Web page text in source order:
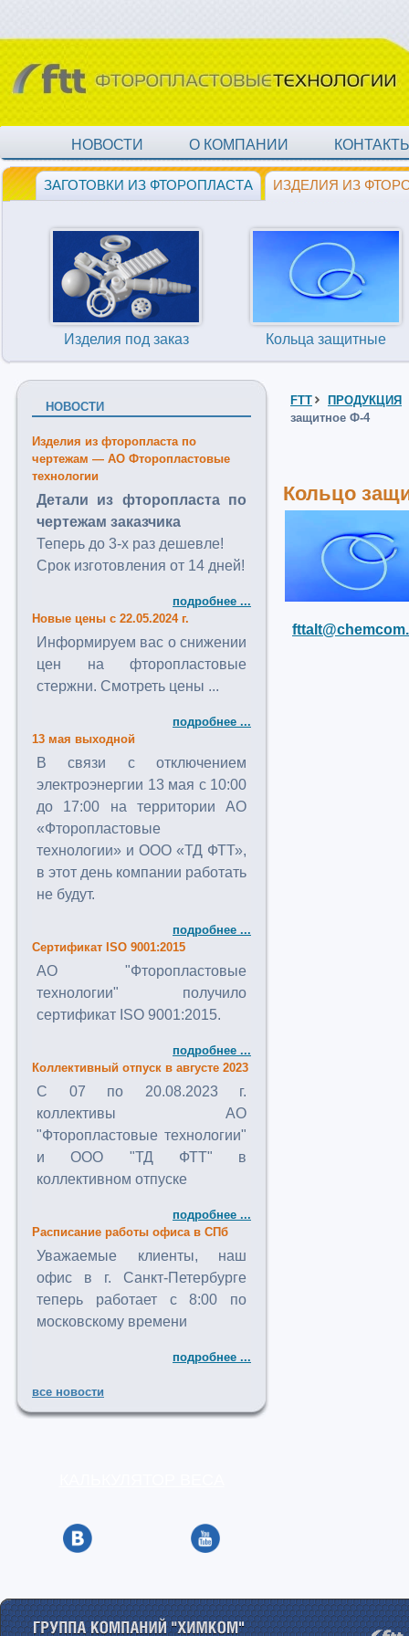
НОВОСТИ О КОМПАНИИ
ЗАГОТОВКИ ИЗ ФТОРОПЛАСТА ИЗДЕЛИЯ ИЗ
Изделия под заказ Кольца защитные
НОВОСТИ
Изделия из фторопласта по
чертежам — АО Фторопластовые
технологии
Детали из фторопласта по
чертежам заказчика
Теперь до 3-х раз дешевле!
Срок изготовления от 14 дней!
подробнее ...
Новые цены с 22.05.2024 г.
Информируем вас о снижении
цен на фторопластовые
стержни. Смотреть цены ...
подробнее ...
13 мая выходной
В связи с отключением
электроэнергии 13 мая с 10:00
до 17:00 на территории АО
«Фторопластовые
технологии» и ООО «ТД ФТТ»,
в этот день компании работать
не будут.
подробнее ...
Сертификат ISO 9001:2015
АО "Фторопластовые
технологии" получило
сертификат ISO 9001:2015.
подробнее ...
Коллективный отпуск в августе 2023
C 07 по 20.08.2023 г.
коллективы АО
"Фторопластовые технологии"
и ООО "ТД ФТТ" в
коллективном отпуске
подробнее ...
Расписание работы офиса в СПб
Уважаемые клиенты, наш
офис в г. Санкт-Петербурге
теперь работает с 8:00 по
московскому времени
подробнее ...
все новости
FTT
ПРОДУКЦИЯ
защитное Ф-4
Кольцо